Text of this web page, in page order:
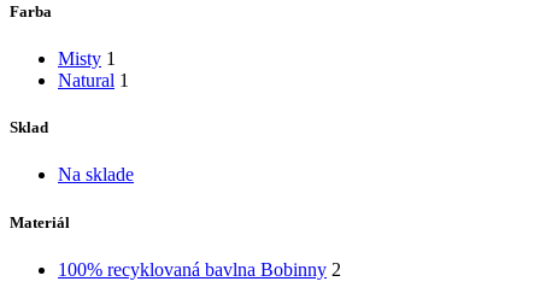
Farba
Misty 1
Natural 1
Sklad
Na sklade
Materiál
100% recyklovaná bavlna Bobinny 2